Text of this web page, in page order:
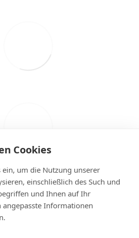
Cookies
ein, um die Nutzung unserer
einschließlich des Such und
und Ihnen auf Ihr
angepasste Informationen